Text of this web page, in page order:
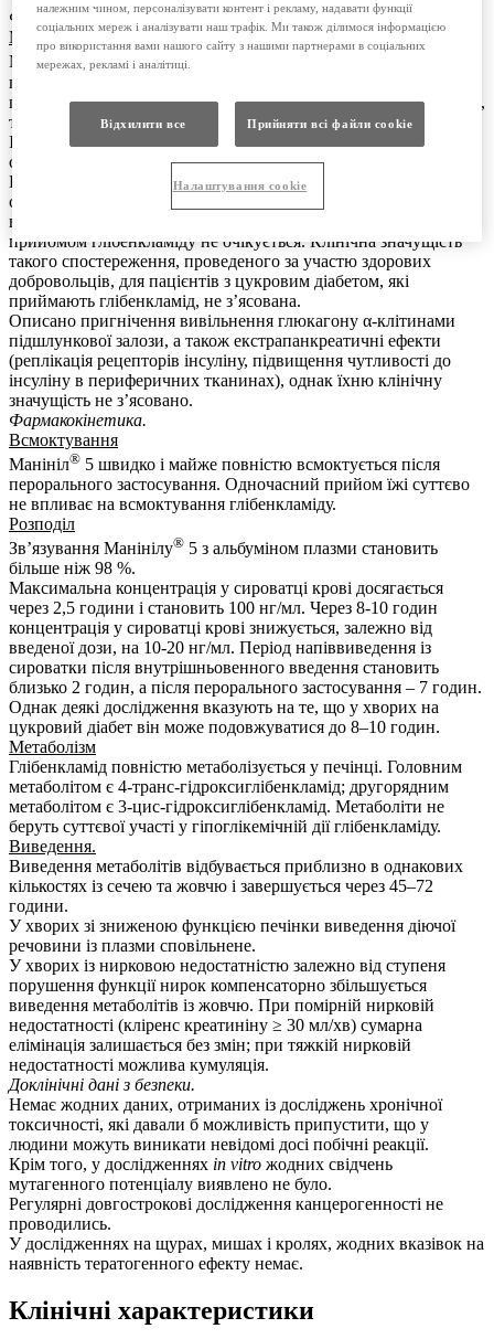
Фармакодинаміка.
Механізм дії
Манініл 5 чинить гіпоглікемічну дію, обумовлену
підвищенням секреції інсуліну β-клітинами острівців
підшлункової залози, як у осіб з нормальним обміном речовин,
так і у хворих на інсулінонезалежний цукровий діабет (тип 2,
ІНЦД). Ця дія залежить від концентрації глюкози в
середовищі, що оточує β-клітини острівців.
При дуже високій концентрації глюкози в крові, при якій
стимуляція секреції глюкозою максимальна, додаткового
вивільнення інсуліну у великих кількостях у зв’язку з
прийомом глібенкламіду не очікується. Клінічна значущість
такого спостереження, проведеного за участю здорових
добровольців, для пацієнтів з цукровим діабетом, які
приймають глібенкламід, не з’ясована.
Описано пригнічення вивільнення глюкагону α-клітинами
підшлункової залози, а також екстрапанкреатичні ефекти
(реплікація рецепторів інсуліну, підвищення чутливості до
інсуліну в периферичних тканинах), однак їхню клінічну
значущість не з’ясовано.
Фармакокінетика.
Всмоктування
Манініл® 5 швидко і майже повністю всмоктується після
перорального застосування. Одночасний прийом їжі суттєво
не впливає на всмоктування глібенкламіду.
Розподіл
Зв’язування Манінілу® 5 з альбуміном плазми становить
більше ніж 98 %.
Максимальна концентрація у сироватці крові досягається
через 2,5 години і становить 100 нг/мл. Через 8-10 годин
концентрація у сироватці крові знижується, залежно від
введеної дози, на 10-20 нг/мл. Період напіввиведення із
сироватки після внутрішньовенного введення становить
близько 2 годин, а після перорального застосування – 7 годин.
Однак деякі дослідження вказують на те, що у хворих на
цукровий діабет він може подовжуватися до 8–10 годин.
Метаболізм
Глібенкламід повністю метаболізується у печінці. Головним
метаболітом є 4-транс-гідроксиглібенкламід; другорядним
метаболітом є 3-цис-гідроксиглібенкламід. Метаболіти не
беруть суттєвої участі у гіпоглікемічній дії глібенкламіду.
Виведення.
Виведення метаболітів відбувається приблизно в однакових
кількостях із сечею та жовчю і завершується через 45–72
години.
У хворих зі зниженою функцією печінки виведення діючої
речовини із плазми сповільнене.
У хворих із нирковою недостатністю залежно від ступеня
порушення функції нирок компенсаторно збільшується
виведення метаболітів із жовчю. При помірній нирковій
недостатності (кліренс креатиніну ≥ 30 мл/хв) сумарна
елімінація залишається без змін; при тяжкій нирковій
недостатності можлива кумуляція.
Доклінічні дані з безпеки.
Немає жодних даних, отриманих із досліджень хронічної
токсичності, які давали б можливість припустити, що у
людини можуть виникати невідомі досі побічні реакції.
Крім того, у дослідженнях in vitro жодних свідчень
мутагенного потенціалу виявлено не було.
Регулярні довгострокові дослідження канцерогенності не
проводились.
У дослідженнях на щурах, мишах і кролях, жодних вказівок на
наявність тератогенного ефекту немає.
Клінічні характеристики
належним чином, персоналізувати контент і рекламу, надавати функції
соціальних мереж і аналізувати наш трафік. Ми також ділимося інформацією
про використання вами нашого сайту з нашими партнерами в соціальних
мережах, рекламі і аналітиці.
Відхилити все Прийняти всі файли сookie
Налаштування cookie